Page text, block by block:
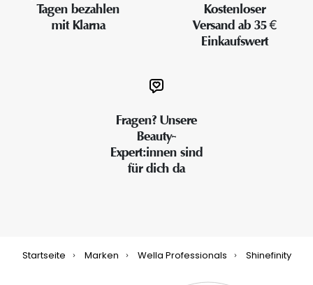
Tagen bezahlen
mit Klarna
Kostenloser
Versand ab 35 €
Einkaufswert
Fragen? Unsere
Beauty-
Expert:innen sind
für dich da
Startseite Marken Wella Professionals Shinefinity